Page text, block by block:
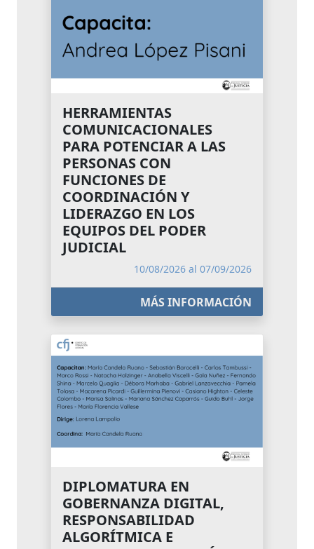
HERRAMIENTAS
COMUNICACIONALES
PARA POTENCIAR A LAS
PERSONAS CON
FUNCIONES DE
COORDINACIÓN Y
LIDERAZGO EN LOS
EQUIPOS DEL PODER
JUDICIAL
10/08/2026 al 07/09/2026
MÁS INFORMACIÓN
DIPLOMATURA EN
GOBERNANZA DIGITAL,
RESPONSABILIDAD
ALGORÍTMICA E